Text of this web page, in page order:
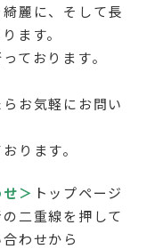
麗に、そして長
ます。
ております。
お気軽にお問い
ります。
＞ トップページ
二重線を押して
わせから